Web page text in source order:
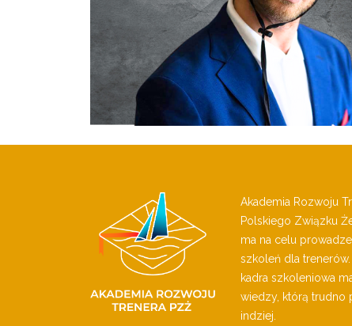
Akademia Rozwoju
Polskiego Związku
ma na celu
szkoleń dla
kadra szkoleniowa
wiedzy, którą trudno
indziej.